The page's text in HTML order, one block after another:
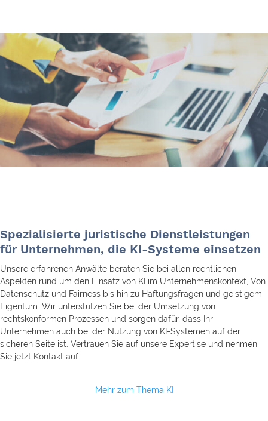
Spezialisierte juristische Dienstleistungen
für Unternehmen, die KI-Systeme einsetzen
Unsere erfahrenen Anwälte beraten Sie bei allen rechtlichen
Aspekten rund um den Einsatz von KI im Unternehmenskontext, Von
Datenschutz und Fairness bis hin zu Haftungsfragen und geistigem
Eigentum. Wir unterstützen Sie bei der Umsetzung von
rechtskonformen Prozessen und sorgen dafür, dass Ihr
Unternehmen auch bei der Nutzung von KI-Systemen auf der
sicheren Seite ist. Vertrauen Sie auf unsere Expertise und nehmen
Sie jetzt Kontakt auf.
Mehr zum Thema KI